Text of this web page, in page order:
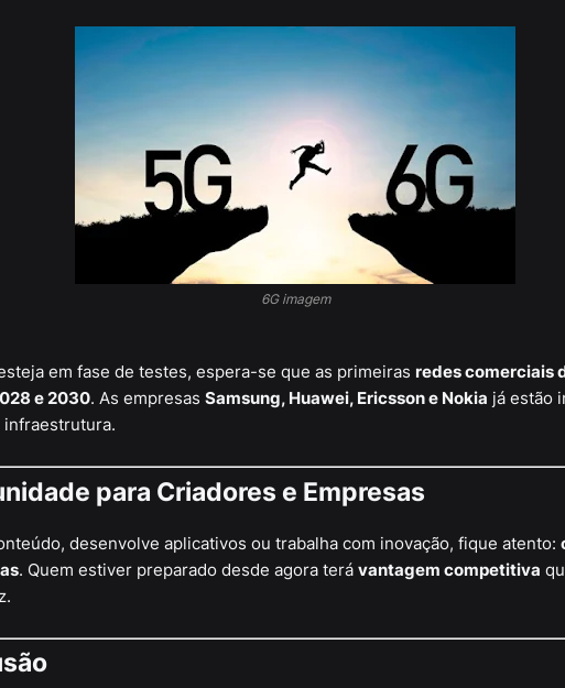
6G imagem
em fase de testes, espera-se que as primeiras redes comerciais
e 2030. As empresas Samsung, Huawei, Ericsson e Nokia já estão
infraestrutura.
para Criadores e Empresas
desenvolve aplicativos ou trabalha com inovação, fique atento:
. Quem estiver preparado desde agora terá vantagem competitiva